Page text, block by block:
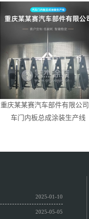
重庆某某赛汽车部件有限公
车门内板总成涂装生产线
2025-01-10
2025-05-05